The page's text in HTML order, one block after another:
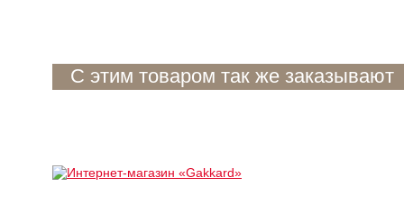
С этим товаром так же заказывают